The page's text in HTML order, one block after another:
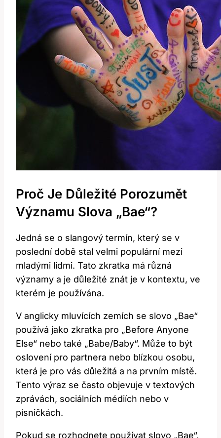
Proč Je Důležité Porozumět
Významu Slova „Bae“?
Jedná se o slangový termín, který se v
poslední době stal velmi populární mezi
mladými lidmi. Tato zkratka má různá
významy a je důležité znát je v kontextu, ve
kterém je používána.
V anglicky mluvících zemích se slovo „Bae“
používá jako zkratka pro „Before Anyone
Else“ nebo také „Babe/Baby“. Může to být
oslovení pro partnera nebo blízkou osobu,
která je pro vás důležitá a na prvním místě.
Tento výraz se často objevuje v textových
zprávách, sociálních médiích nebo v
písničkách.
Pokud se rozhodnete používat slovo „Bae“,